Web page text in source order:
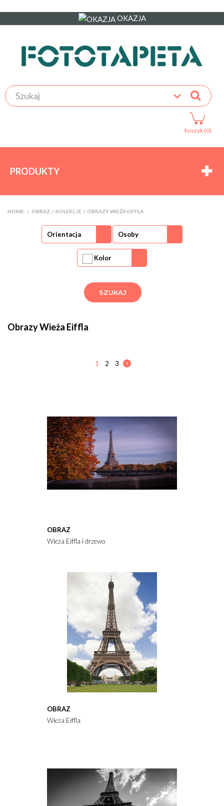
OKAZJA
koszyk (0)
PRODUKTY
HOME OBRAZ >KOLEKCJE >OBRAZY WIEŻA EIFFLA
Orientacja Osoby
Kolor
Obrazy Wieża Eiffla
1 2 3 >
OBRAZ
Wieża Eiffla i drzewo
OBRAZ
Wieża Eiffla